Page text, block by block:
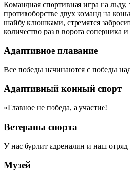
Командная спортивная игра на
противоборстве двух команд на
шайбу клюшками, стремятся
количество раз в ворота соперника
Адаптивное плавание
Все победы начинаются с победы
Адаптивный конный спорт
«Главное не победа, а участие!
Ветераны спорта
У нас бурлит адреналин и наш
Музей